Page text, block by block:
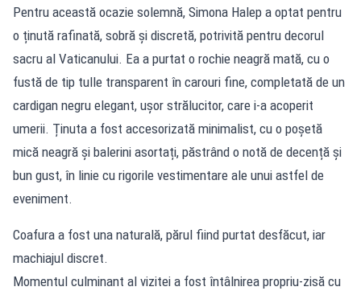
Pentru această ocazie solemnă, Simona Halep a optat pentru
o ținută rafinată, sobră și discretă, potrivită pentru decorul
sacru al Vaticanului. Ea a purtat o rochie neagră mată, cu o
fustă de tip tulle transparent în carouri fine, completată de un
cardigan negru elegant, ușor strălucitor, care i-a acoperit
umerii. Ținuta a fost accesorizată minimalist, cu o poșetă
mică neagră și balerini asortați, păstrând o notă de decență și
bun gust, în linie cu rigorile vestimentare ale unui astfel de
eveniment.
Coafura a fost una naturală, părul fiind purtat desfăcut, iar
machiajul discret.
Momentul culminant al vizitei a fost întâlnirea propriu-zisă cu